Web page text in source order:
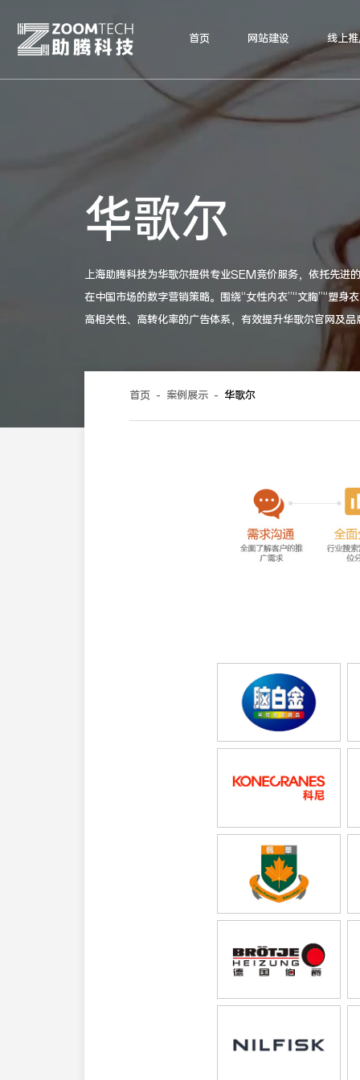
首页 网站建设 线上
华歌尔
上海助腾科技为华歌尔提供专业SEM竞价服务，依托先进
在中国市场的数字营销策略。围绕“女性内衣”“文胸”“塑身
高相关性、高转化率的广告体系，有效提升华歌尔官网及
户触达效率。此举不仅强化了华歌尔“源自日本、专注女性
“让全天下的女人变得更加美丽”的品牌愿景，支持其高品
展与消费者共鸣。
首页 - 案例展示 - 华歌尔